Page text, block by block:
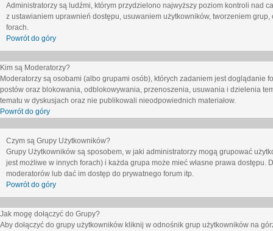
Administratorzy są ludźmi, którym przydzielono najwyższy poziom kontroli nad
z ustawianiem uprawnień dostępu, usuwaniem użytkowników, tworzeniem
forach.
Powrót do góry
Kim są Moderatorzy?
Moderatorzy są osobami (albo grupami osób), których zadaniem jest
postów oraz blokowania, odblokowywania, przenoszenia, usuwania i dzielenia
tematu w dyskusjach oraz nie publikowali nieodpowiednich materiałow.
Powrót do góry
Czym są Grupy Użytkowników?
Grupy Użytkowników są sposobem, w jaki administratorzy mogą grupować
jest możliwe w innych forach) i każda grupa może mieć własne prawa
moderatorów lub dać im dostęp do prywatnego forum itp.
Powrót do góry
Jak mogę dołączyć do Grupy?
Aby dołączyć do grupy użytkowników kliknij w odnośnik grup użytkowników na